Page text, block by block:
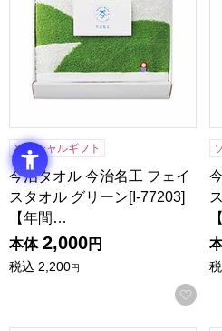
ソーシャルギフト
今治タオル 今治名工 フェイ
スタオル グリーン[I-77203]
【年間…
本体 2,000円
税込 2,200円
お